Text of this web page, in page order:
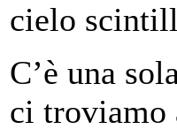
cielo
C’è una
ci troviamo